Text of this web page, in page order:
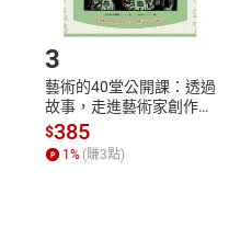
Step2.登
3
藝術的40堂公開課：透過
故事，走進藝術家創作現
場，看藝術如何誕生、如
何形塑人類生活【電子
書】
$385
1 % (賺3點)